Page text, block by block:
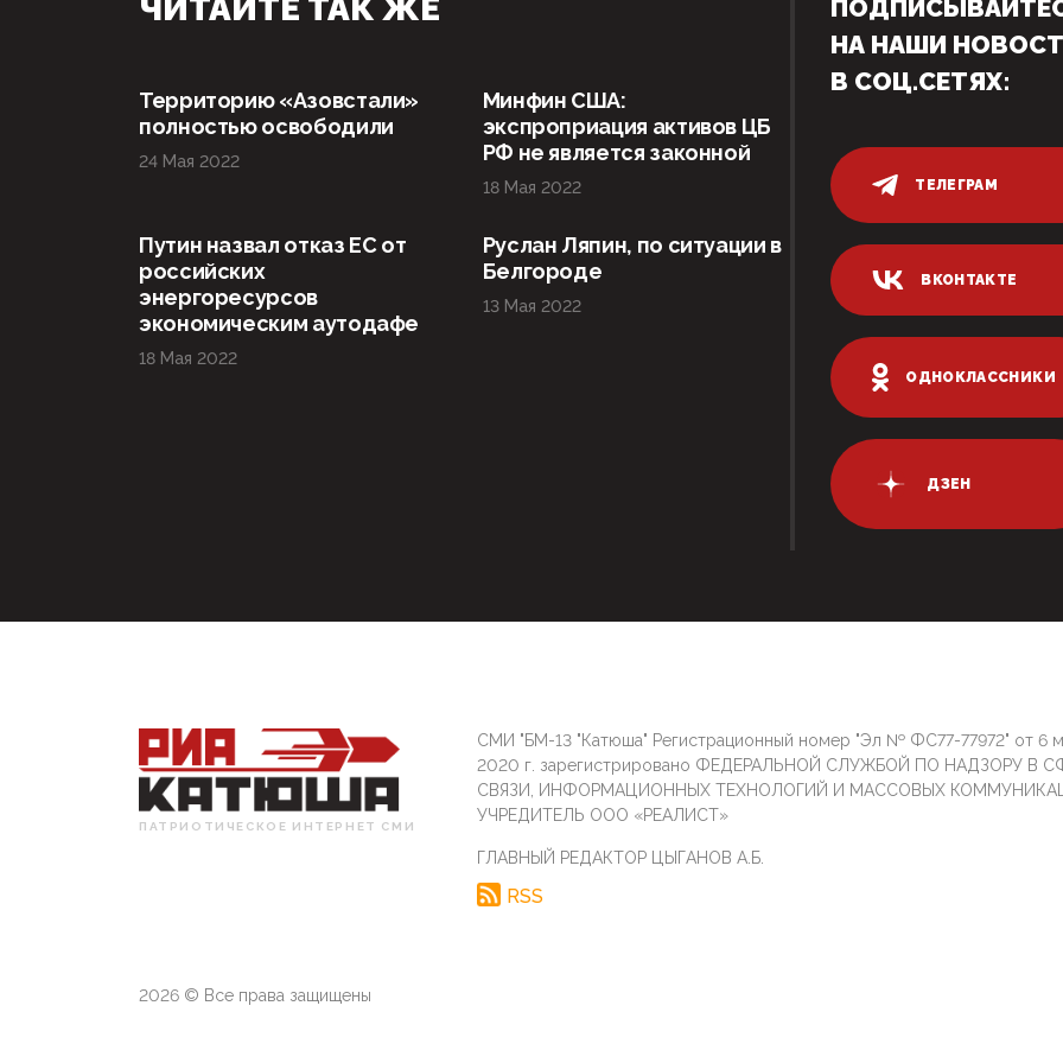
ЧИТАЙТЕ ТАК ЖЕ
Территорию «Азовстали»
полностью освободили
24 Мая 2022
Минфин США:
экспроприация активов ЦБ
РФ не является законной
18 Мая 2022
Путин назвал отказ ЕС от
российских
энергоресурсов
экономическим аутодафе
18 Мая 2022
Руслан Ляпин, по ситуации в
Белгороде
13 Мая 2022
НА НАШИ
В СОЦ.СЕТЯХ:
ТЕЛЕГРАМ
ВКОНТАКТЕ
ОДНОКЛАССНИКИ
ДЗЕН
ПАТРИОТИЧЕСКОЕ ИНТЕРНЕТ СМИ
СМИ "БМ-13 "Катюша" Регистрационный номер "Эл № ФС77-77972" от 6
2020 г. зарегистрировано ФЕДЕРАЛЬНОЙ СЛУЖБОЙ ПО НАДЗОРУ В
СВЯЗИ, ИНФОРМАЦИОННЫХ ТЕХНОЛОГИЙ И МАССОВЫХ
УЧРЕДИТЕЛЬ ООО «РЕАЛИСТ»
ГЛАВНЫЙ РЕДАКТОР ЦЫГАНОВ А.Б.
RSS
2026 © Все права защищены